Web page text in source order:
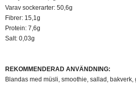
Varav sockerarter: 50,6g
Fibrer: 15,1g
Protein: 7,6g
Salt: 0,03g
REKOMMENDERAD ANVÄNDNING:
Blandas med müsli, smoothie, sallad, bakverk,